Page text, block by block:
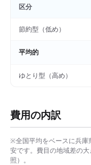
区分
節約型（低め）
平均的
ゆとり型（高め）
費用の内訳
※全国平均をベースに兵庫
安です。費目の地域差の
照）。